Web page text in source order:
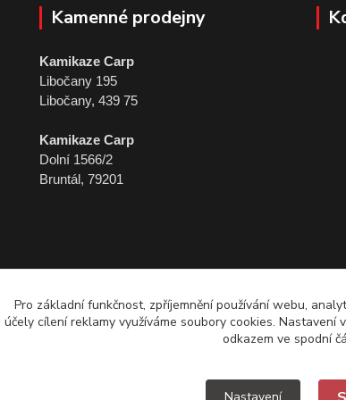
Kamenné prodejny
Kamikaze Carp
Libočany 195
Libočany, 439 75
Kamikaze Carp
Dolní 1566/2
Bruntál, 79201
Pro základní funkčnost, zpříjemnění používání webu,
účely cílení reklamy využíváme soubory cookies.
odkazem ve spodní